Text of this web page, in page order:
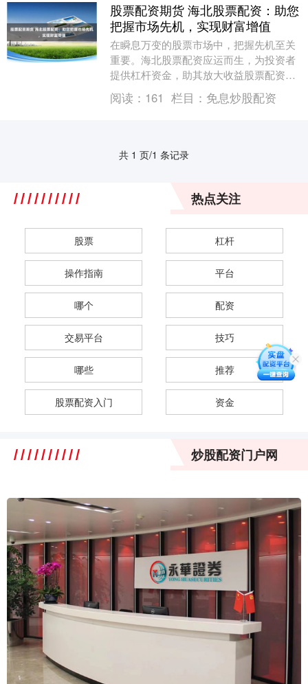
股票配资期货 海北股票配资：助您
把握市场先机，实现财富增值
在瞬息万变的股票市场中，把握先机至关
重要。海北股票配资应运而生，为投资者
提供杠杆资金，助其放大收益股票配资期
货，实现财富增值。 * **放大收益：**杠杆
作用可....
阅读： 161 栏目： 免息炒股配资
共 1 页/1 条记录
热点关注
股票 杠杆
操作指南 平台
哪个 配资
交易平台 技巧
哪些 推荐
股票配资入门 资金
炒股配资门户网